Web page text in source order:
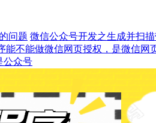
问题 微信公众号开发之生成并扫
能不能做微信网页授权，是微信网
公众号